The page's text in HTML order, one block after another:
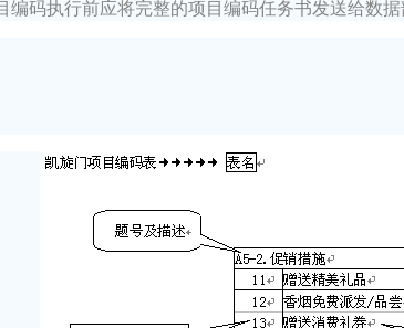
编码执行前应将完整的项目编码任务书发送给数